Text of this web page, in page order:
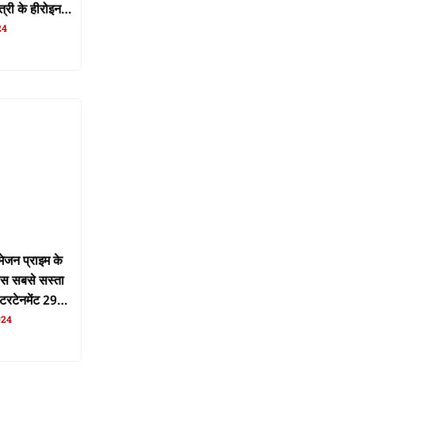
के हीरोइन
प्राइम के
29